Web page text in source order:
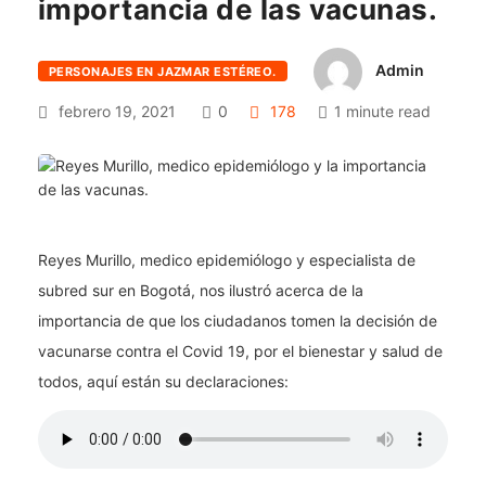
importancia de las vacunas.
PERSONAJES EN JAZMAR ESTÉREO. Admin
febrero 19, 2021 0 178 1 minute read
Reyes Murillo, medico epidemiólogo y especialista de
subred sur en Bogotá, nos ilustró acerca de la
importancia de que los ciudadanos tomen la decisión de
vacunarse contra el Covid 19, por el bienestar y salud de
todos, aquí están su declaraciones: